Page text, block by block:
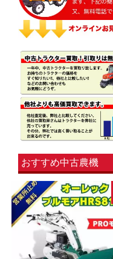
おすすめ中古農機